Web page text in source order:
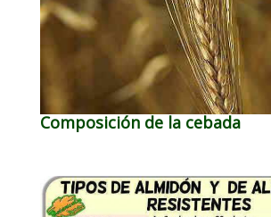
Composición de la cebada